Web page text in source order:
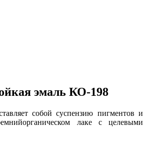
эмаль КО-198
собой суспензию пигментов и
лаке с целевыми